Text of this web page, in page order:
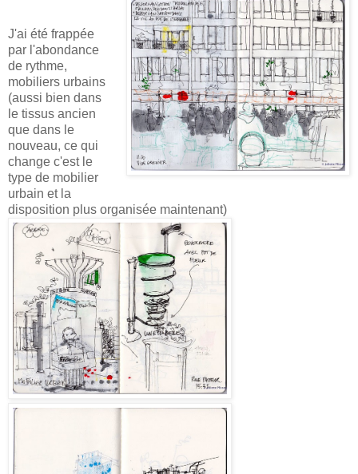
J'ai été frappée
par l'abondance
de rythme,
mobiliers urbains
(aussi bien dans
le tissus ancien
que dans le
nouveau, ce qui
change c'est le
type de mobilier
urbain et la
disposition plus organisée maintenant)